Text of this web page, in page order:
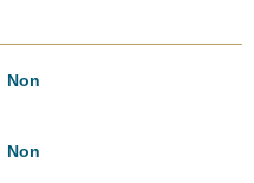
Non
Non